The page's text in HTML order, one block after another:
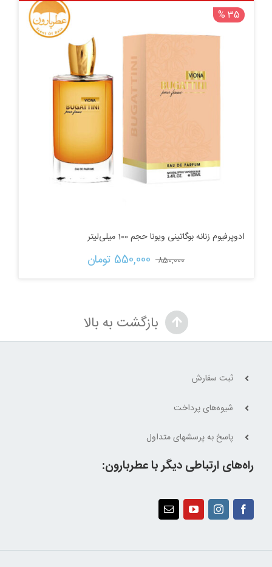
240,000 تومان.
35 %
ادوپرفیوم زنانه بوگاتینی ویونا حجم 100 میلی‌لیتر
850,000 قیمت
بود.
550,000 تومان
بازگشت به بالا
ثبت سفارش
شیوه‌های پرداخت
پاسخ به پرسشهای متداول
راه‌های ارتباطی دیگر با عطربارون: